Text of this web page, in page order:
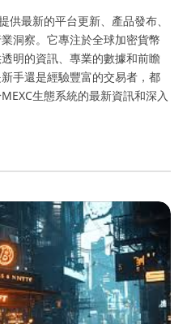
供最新的平台更新、產品發布、
洞察。它專注於全球加密貨幣
明的資訊、專業的數據和前瞻
手還是經驗豐富的交易者，都
生態系統的最新資訊和深入